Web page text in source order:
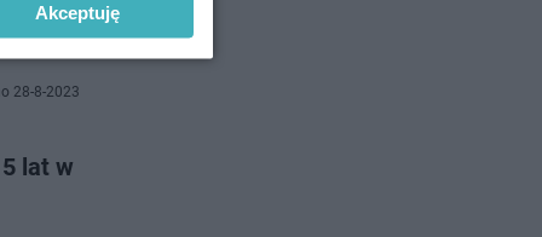
28-8-2023
lat w
Akceptuję